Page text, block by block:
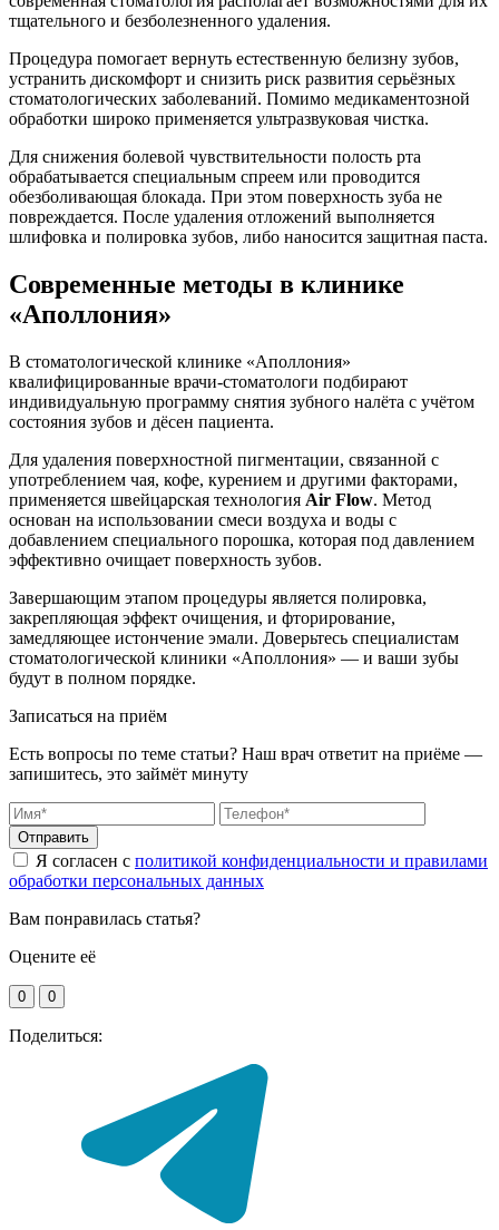
тщательного и безболезненного удаления.
Процедура помогает вернуть естественную белизну зубов,
устранить дискомфорт и снизить риск развития серьёзных
стоматологических заболеваний. Помимо медикаментозной
обработки широко применяется ультразвуковая чистка.
Для снижения болевой чувствительности полость рта
обрабатывается специальным спреем или проводится
обезболивающая блокада. При этом поверхность зуба не
повреждается. После удаления отложений выполняется
шлифовка и полировка зубов, либо наносится защитная паста.
Современные методы в клинике
«Аполлония»
В стоматологической клинике «Аполлония»
квалифицированные врачи-стоматологи подбирают
индивидуальную программу снятия зубного налёта с учётом
состояния зубов и дёсен пациента.
Для удаления поверхностной пигментации, связанной с
употреблением чая, кофе, курением и другими факторами,
применяется швейцарская технология Air Flow. Метод
основан на использовании смеси воздуха и воды с
добавлением специального порошка, которая под давлением
эффективно очищает поверхность зубов.
Завершающим этапом процедуры является полировка,
закрепляющая эффект очищения, и фторирование,
замедляющее истончение эмали. Доверьтесь специалистам
стоматологической клиники «Аполлония» — и ваши зубы
будут в полном порядке.
Записаться на приём
Есть вопросы по теме статьи? Наш врач ответит на приёме —
запишитесь, это займёт минуту
Отправить
Я согласен с политикой конфиденциальности и правилами
обработки персональных данных
Вам понравилась статья?
Оцените её
0 0
Поделиться: